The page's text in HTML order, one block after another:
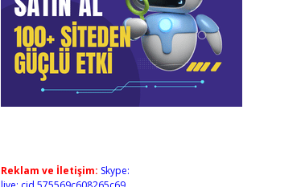
Reklam ve İletişim: Skype: